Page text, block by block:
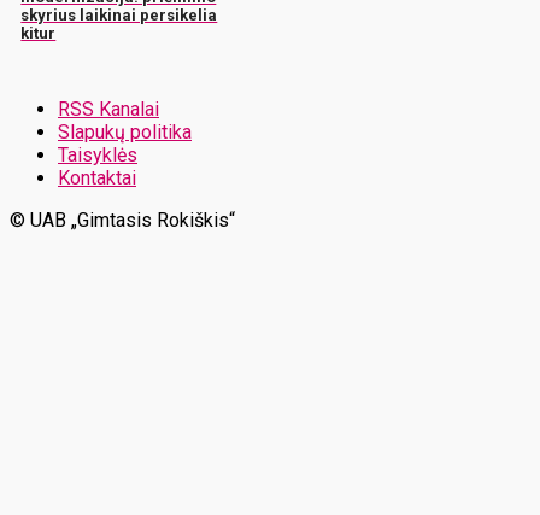
skyrius laikinai persikelia
kitur
RSS Kanalai
Slapukų politika
Taisyklės
Kontaktai
© UAB „Gimtasis Rokiškis“